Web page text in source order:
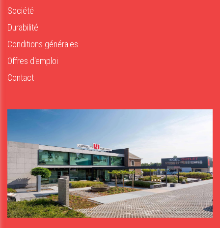
Société
Durabilité
Conditions générales
Offres d'emploi
Contact